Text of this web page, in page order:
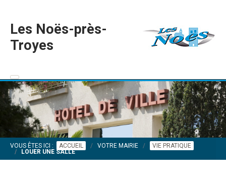
Les Noës-près-
Troyes
VOUS ÊTES ICI : ACCUEIL VOTRE MAIRIE
VIE PRATIQUE
LOUER UNE SALLE